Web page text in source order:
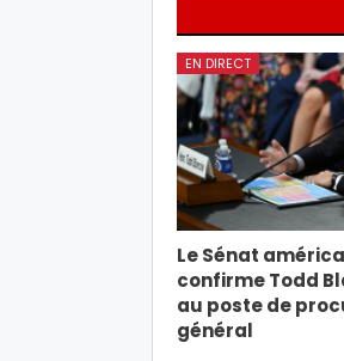
EN DIRECT
Le Sénat
confirme Todd
au poste de
général